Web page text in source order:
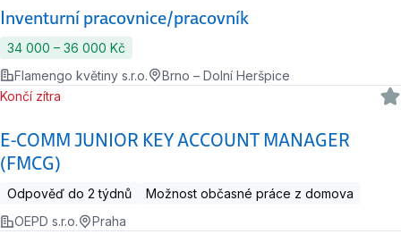
Inventurní pracovnice/pracovník
34 000 ‍–‍ 36 000 Kč
Flamengo květiny s.r.o.
Brno – Dolní Heršpice
E-COMM JUNIOR KEY ACCOUNT MANAGER
(FMCG)
Končí zítra
Odpověď do 2 týdnů
Možnost občasné práce z domova
OEPD s.r.o.
Praha